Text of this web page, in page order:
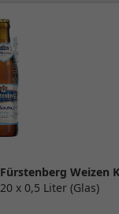
Fürstenberg Weizen
20 x 0,5 Liter (Glas)